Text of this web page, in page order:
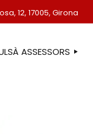
12, 17005, Girona
ASSESSORS